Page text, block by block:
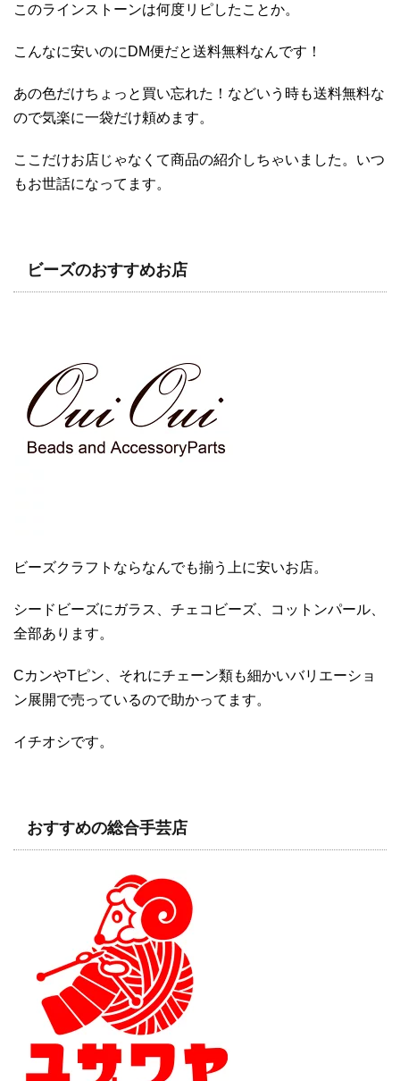
このラインストーンは何度リピしたことか。
こんなに安いのにDM便だと送料無料なんです！
あの色だけちょっと買い忘れた！などいう時も送料無料な
ので気楽に一袋だけ頼めます。
ここだけお店じゃなくて商品の紹介しちゃいました。いつ
もお世話になってます。
ビーズのおすすめお店
ビーズクラフトならなんでも揃う上に安いお店。
シードビーズにガラス、チェコビーズ、コットンパール、
全部あります。
CカンやTピン、それにチェーン類も細かいバリエーショ
ン展開で売っているので助かってます。
イチオシです。
おすすめの総合手芸店